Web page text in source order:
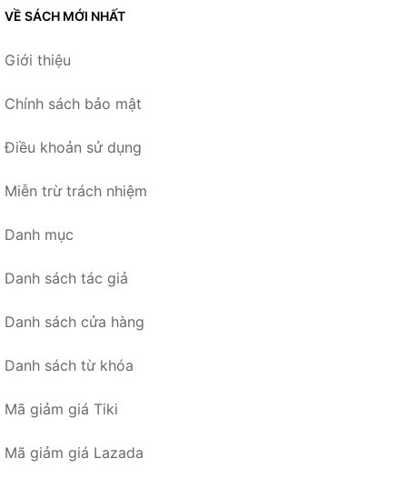
VỀ SÁCH MỚI NHẤT
Giới thiệu
Chính sách bảo mật
Điều khoản sử dụng
Miễn trừ trách nhiệm
Danh mục
Danh sách tác giả
Danh sách cửa hàng
Danh sách từ khóa
Mã giảm giá Tiki
Mã giảm giá Lazada